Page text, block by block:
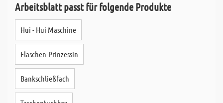
Arbeitsblatt passt für folgende Produkte
Hui - Hui Maschine
Flaschen-Prinzessin
Bankschließfach